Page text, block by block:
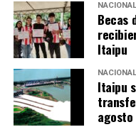
Sostuvo que si no
misma situación
Las Fuerzas Armadas
disposición personal y
efectivos, equipos y
la Armada Paraguaya,
Comando Logístico,
tecnológico, cultural y
de ambos pueblos.Becas
Itaipu
Itaipu